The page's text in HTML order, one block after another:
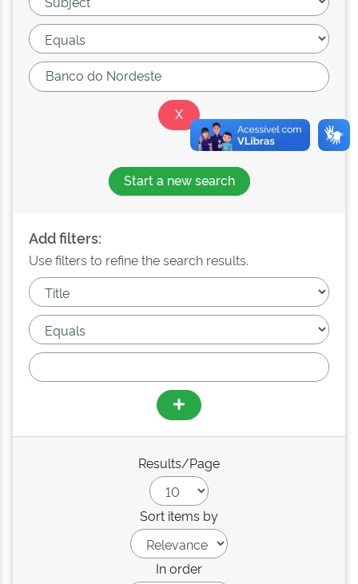
Start a new search
Add filters:
Use filters to refine the search results.
Results/Page
Sort items by
In order